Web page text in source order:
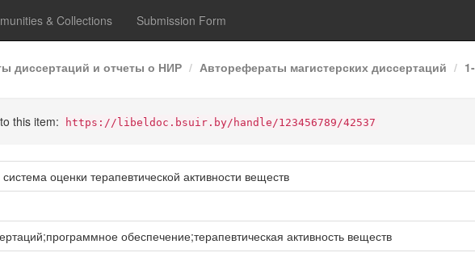
& Collections Submission Form
диссертаций и отчеты о НИР Авторефераты магистерских диссертаций
this item: https://libeldoc.bsuir.by/handle/123456789/42537
оценки терапевтической активности веществ
обеспечение;терапевтическая активность веществ